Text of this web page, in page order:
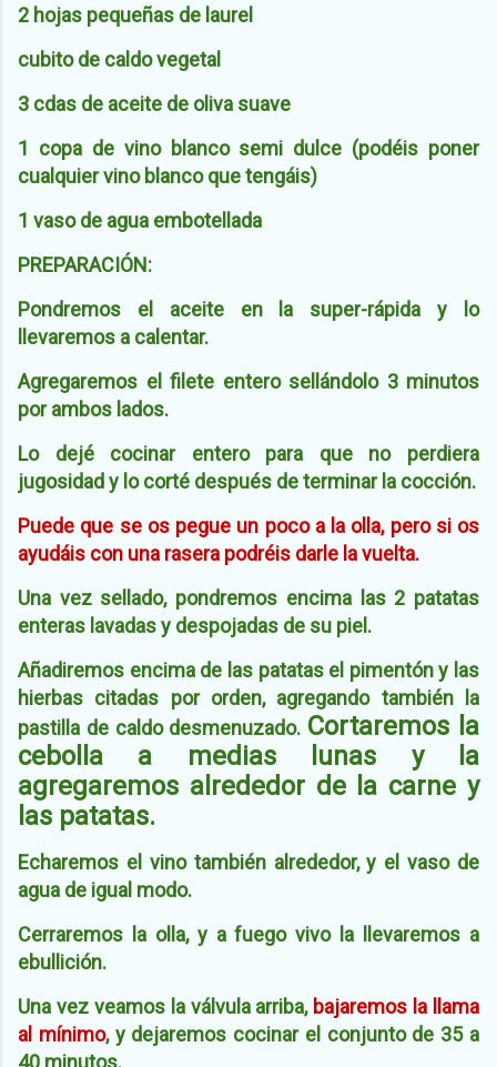
2 hojas pequeñas de laurel
cubito de caldo vegetal
3 cdas de aceite de oliva suave
1 copa de vino blanco semi dulce (podéis poner
cualquier vino blanco que tengáis)
1 vaso de agua embotellada
PREPARACIÓN:
Pondremos el aceite en la super-rápida y lo
llevaremos a calentar.
Agregaremos el filete entero sellándolo 3 minutos
por ambos lados.
Lo dejé cocinar entero para que no perdiera
jugosidad y lo corté después de terminar la cocción.
Puede que se os pegue un poco a la olla, pero si os
ayudáis con una rasera podréis darle la vuelta.
Una vez sellado, pondremos encima las 2 patatas
enteras lavadas y despojadas de su piel.
Añadiremos encima de las patatas el pimentón y las
hierbas citadas por orden, agregando también la
pastilla de caldo desmenuzado. Cortaremos la
cebolla a medias lunas y la
agregaremos alrededor de la carne y
las patatas.
Echaremos el vino también alrededor, y el vaso de
agua de igual modo.
Cerraremos la olla, y a fuego vivo la llevaremos a
ebullición.
Una vez veamos la válvula arriba, bajaremos la llama
al mínimo, y dejaremos cocinar el conjunto de 35 a
40 minutos.